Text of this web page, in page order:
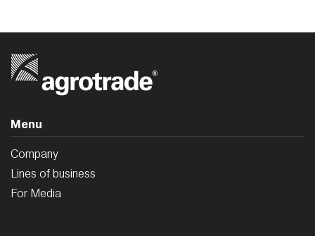
Menu
Company
Lines of business
For Media